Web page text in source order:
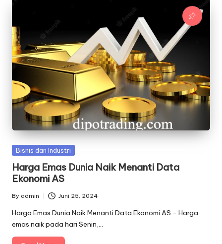
Posted
Bisnis dan Industri
Harga Emas Dunia Naik Menanti Data
Ekonomi AS
Posted
by
By admin Juni 25, 2024
Harga Emas Dunia Naik Menanti Data Ekonomi AS - Harga
emas naik pada hari Senin,…